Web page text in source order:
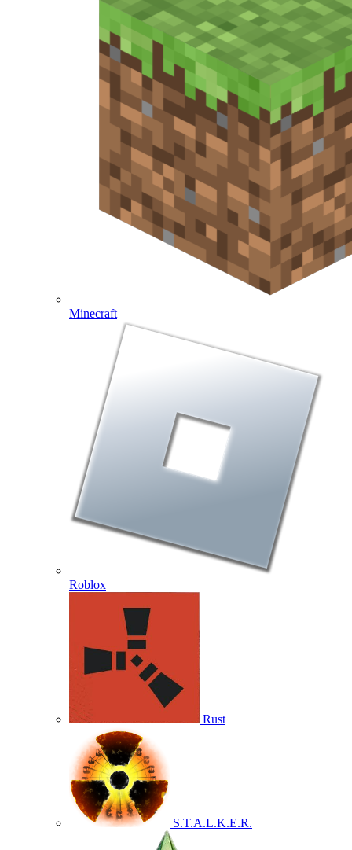
Minecraft
Roblox
Rust
S.T.A.L.K.E.R.